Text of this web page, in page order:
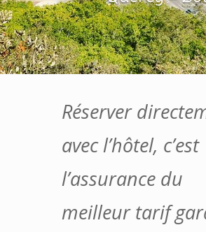
Réserver
avec l’hôtel, c’est
l’assurance du
meilleur tarif